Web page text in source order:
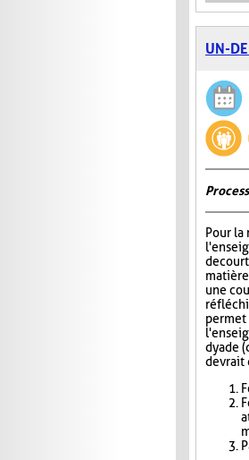
UN-
Pour
de
une
permet
dyade
devrait